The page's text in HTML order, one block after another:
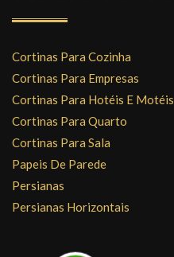
Cortinas Para Cozinha
Cortinas Para Empresas
Cortinas Para Hotéis E Motéis
Cortinas Para Quarto
Cortinas Para Sala
Papeis De Parede
Persianas
Persianas Horizontais